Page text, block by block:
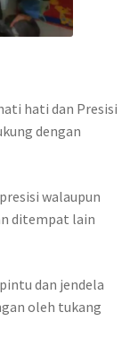
hati dan Presisi
dengan
walaupun
ditempat lain
dan jendela
oleh tukang